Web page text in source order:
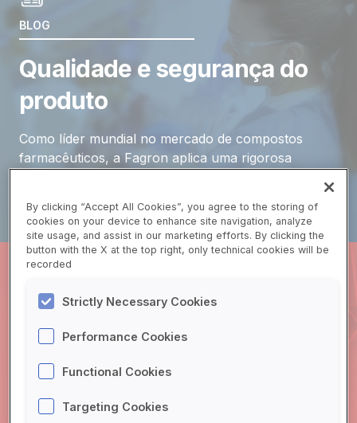
Contato
BLOG
Qualidade e segurança do
produto
Como líder mundial no mercado de compostos
farmacêuticos, a Fagron aplica uma rigorosa
CONFIRA!
INOVAÇÕES
Inovações!
inovações Fagron Brasil!
By clicking “Accept All Cookies”, you agree to the storing of
cookies on your device to enhance site navigation, analyze
site usage, and assist in our marketing efforts. By clicking the
button with the X at the top right, only technical cookies will be
recorded
Strictly Necessary Cookies
Performance Cookies
Functional Cookies
Targeting Cookies